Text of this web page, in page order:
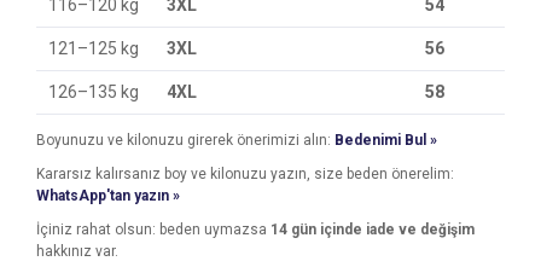
116–120 kg 3XL 54
121–125 kg 3XL 56
126–135 kg 4XL 58
Boyunuzu ve kilonuzu girerek önerimizi alın: Bedenimi Bul »
Kararsız kalırsanız boy ve kilonuzu yazın, size beden önerelim:
WhatsApp'tan yazın »
İçiniz rahat olsun: beden uymazsa 14 gün içinde iade ve değişim
hakkınız var.